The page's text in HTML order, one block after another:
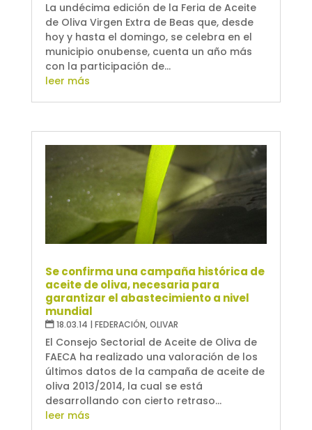
La undécima edición de la Feria de Aceite
de Oliva Virgen Extra de Beas que, desde
hoy y hasta el domingo, se celebra en el
municipio onubense, cuenta un año más
con la participación de...
leer más
Se confirma una campaña histórica de
aceite de oliva, necesaria para
garantizar el abastecimiento a nivel
mundial
18.03.14 | FEDERACIÓN,OLIVAR
El Consejo Sectorial de Aceite de Oliva de
FAECA ha realizado una valoración de los
últimos datos de la campaña de aceite de
oliva 2013/2014, la cual se está
desarrollando con cierto retraso...
leer más